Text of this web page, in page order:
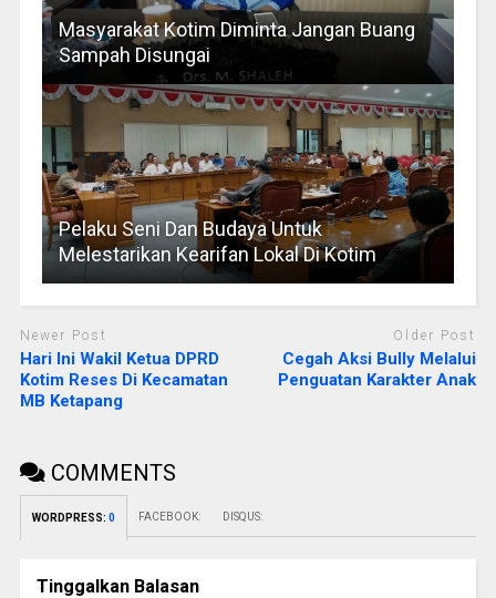
Masyarakat Kotim Diminta Jangan Buang
Sampah Disungai
Pelaku Seni Dan Budaya Untuk
Melestarikan Kearifan Lokal Di Kotim
Newer Post
Hari Ini Wakil Ketua DPRD
Kotim Reses Di Kecamatan
MB Ketapang
Older Post
Cegah Aksi Bully Melalui
Penguatan Karakter Anak
COMMENTS
WORDPRESS: 0 FACEBOOK: DISQUS:
Tinggalkan Balasan